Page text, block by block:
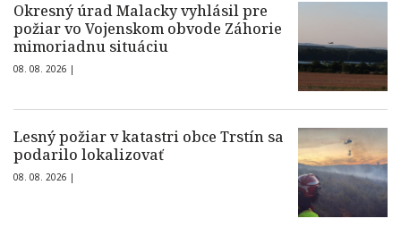
Okresný úrad Malacky vyhlásil pre
požiar vo Vojenskom obvode Záhorie
mimoriadnu situáciu
08. 08. 2026 |
Lesný požiar v katastri obce Trstín sa
podarilo lokalizovať
08. 08. 2026 |